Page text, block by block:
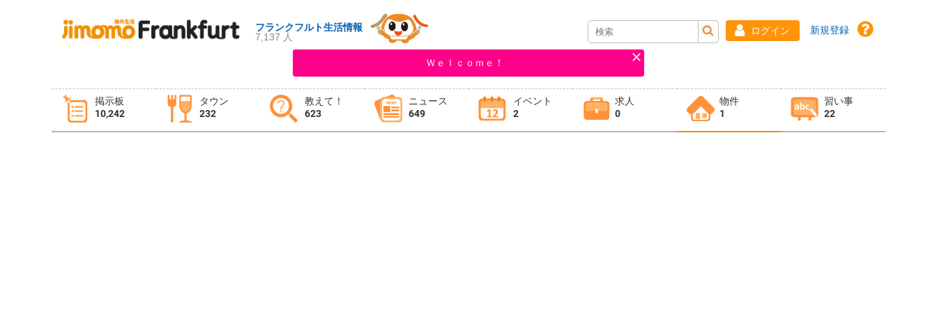
フランクフルト生活情報
7,137 人
ログイン 新規登録
Ｗｅｌｃｏｍｅ！
掲示板
10,242
タウン
232
教えて！
623
ニュース
649
イベント
2
求人
0
物件
1
習い事
22
タウン情報